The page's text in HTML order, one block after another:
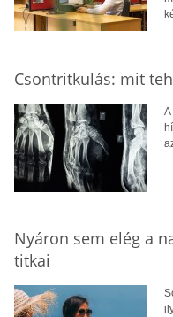
Csontritkulás: mit
Nyáron sem elég a
titkai